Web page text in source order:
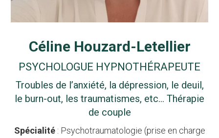
Céline Houzard-Letellier
PSYCHOLOGUE HYPNOTHÉRAPEUTE
Troubles de l’anxiété, la dépression, le deuil,
le burn-out, les traumatismes, etc… Thérapie
de couple
Spécialité: Psychotraumatologie (prise en charge